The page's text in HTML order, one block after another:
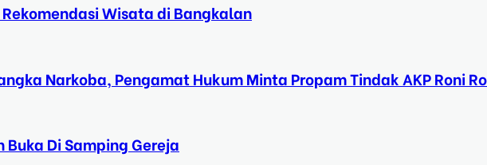
Wisata di Bangkalan
Narkoba, Pengamat Hukum Minta Propam Tindak AKP Roni
Di Samping Gereja